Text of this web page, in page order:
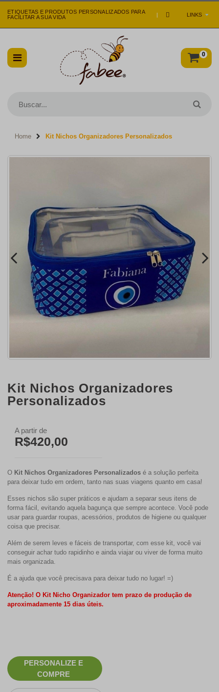
LINKS
ETIQUETAS E PRODUTOS PERSONALIZADOS PARA
FACILITAR A SUA VIDA
|
0
Home Kit Nichos Organizadores Personalizados
Kit Nichos Organizadores
Personalizados
A partir de
R$420,00
O Kit Nichos Organizadores Personalizados é a solução perfeita
para deixar tudo em ordem, tanto nas suas viagens quanto em casa!
Esses nichos são super práticos e ajudam a separar seus itens de
forma fácil, evitando aquela bagunça que sempre acontece. Você pode
usar para guardar roupas, acessórios, produtos de higiene ou qualquer
coisa que precisar.
Além de serem leves e fáceis de transportar, com esse kit, você vai
conseguir achar tudo rapidinho e ainda viajar ou viver de forma muito
mais organizada.
É a ajuda que você precisava para deixar tudo no lugar! =)
Atenção! O Kit Nicho Organizador tem prazo de produção de
aproximadamente 15 dias úteis.
PERSONALIZE E
COMPRE